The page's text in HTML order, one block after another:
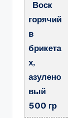
Воск
горячий
в
брикета
х,
азулено
вый
500 гр